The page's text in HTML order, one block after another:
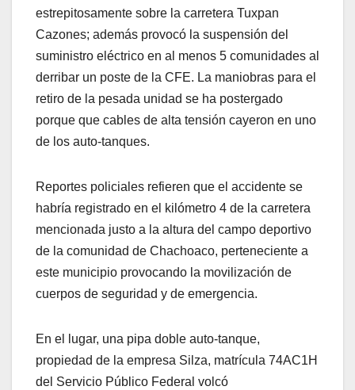
estrepitosamente sobre la carretera Tuxpan
Cazones; además provocó la suspensión del
suministro eléctrico en al menos 5 comunidades al
derribar un poste de la CFE. La maniobras para el
retiro de la pesada unidad se ha postergado
porque que cables de alta tensión cayeron en uno
de los auto-tanques.
Reportes policiales refieren que el accidente se
habría registrado en el kilómetro 4 de la carretera
mencionada justo a la altura del campo deportivo
de la comunidad de Chachoaco, perteneciente a
este municipio provocando la movilización de
cuerpos de seguridad y de emergencia.
En el lugar, una pipa doble auto-tanque,
propiedad de la empresa Silza, matrícula 74AC1H
del Servicio Público Federal volcó